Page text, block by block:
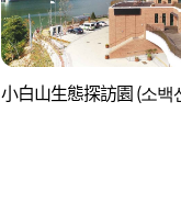
小白山生態探訪園 (소백